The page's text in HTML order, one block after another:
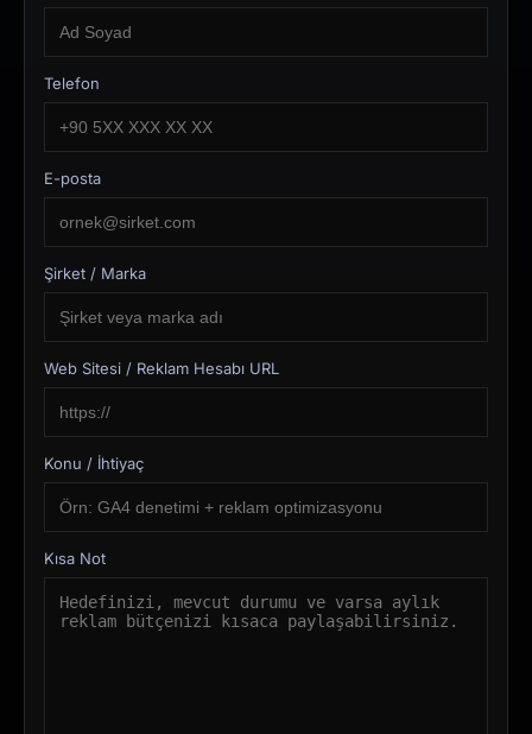
Telefon
E-posta
Şirket / Marka
Web Sitesi / Reklam Hesabı URL
Konu / İhtiyaç
Kısa Not